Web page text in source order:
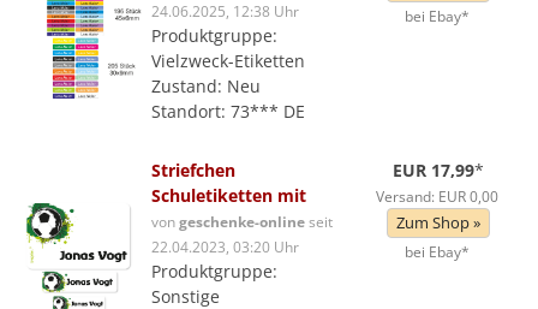
24.06.2025, 12:38 Uhr
Produktgruppe:
Vielzweck-Etiketten
Zustand: Neu
Standort: 73*** DE
bei Ebay*
Striefchen
Schuletiketten mit
vongeschenke-onlineseit
22.04.2023, 03:20 Uhr
Produktgruppe:
Sonstige
EUR 17,99*
Versand: EUR 0,00
Zum Shop »
bei Ebay*